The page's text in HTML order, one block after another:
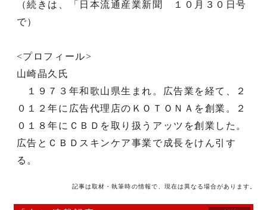
（続きは、「日本流通産業新聞 １０月３０日号
で）
<プロフィール>
山崎晶久氏
１９７３年和歌山県生まれ。広告業を経て、２
０１２年に広告代理店のＫＯＴＯＮＡを創業。２
０１８年にＣＢＤを取り扱うアッツを創業した。
広告とＣＢＤスキンケア事業で成長をけん引す
る。
記事は取材・執筆時の情報で、現在は異なる場合があります。